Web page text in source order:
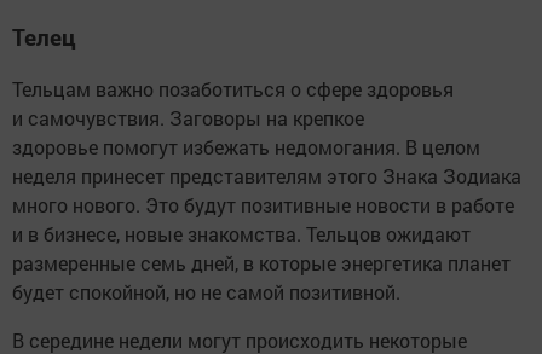
Телец
Тельцам важно позаботиться о сфере здоровья
и самочувствия. Заговоры на крепкое
здоровье помогут избежать недомогания. В целом
неделя принесет представителям этого Знака Зодиака
много нового. Это будут позитивные новости в работе
и в бизнесе, новые знакомства. Тельцов ожидают
размеренные семь дней, в которые энергетика планет
будет спокойной, но не самой позитивной.
В середине недели могут происходить некоторые